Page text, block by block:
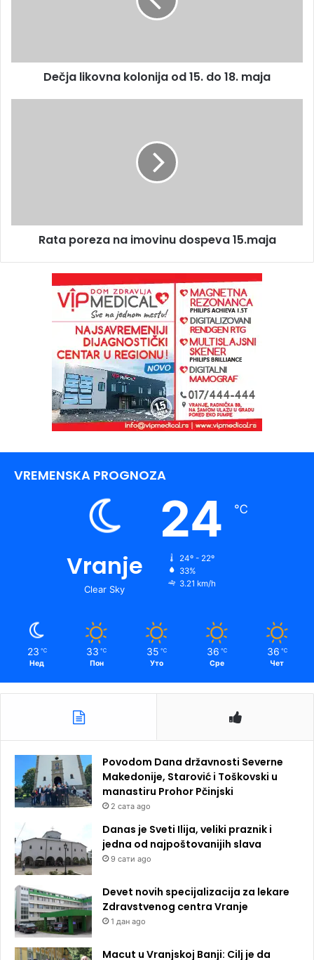
Dečja likovna kolonija od 15. do 18. maja
Rata poreza na imovinu dospeva 15.maja
VREMENSKA PROGNOZA
Vranje
Clear Sky
24 ℃
24º - 22º
33%
3.21 km/h
23 ℃
Нед
33 ℃
Пон
35 ℃
Уто
36 ℃
Сре
36 ℃
Чет
Povodom Dana državnosti Severne
Makedonije, Starović i Toškovski u
manastiru Prohor Pčinjski
2 сата ago
Danas je Sveti Ilija, veliki praznik i
jedna od najpoštovanijih slava
9 сати ago
Devet novih specijalizacija za lekare
Zdravstvenog centra Vranje
1 дан ago
Macut u Vranjskoj Banji: Cilj je da